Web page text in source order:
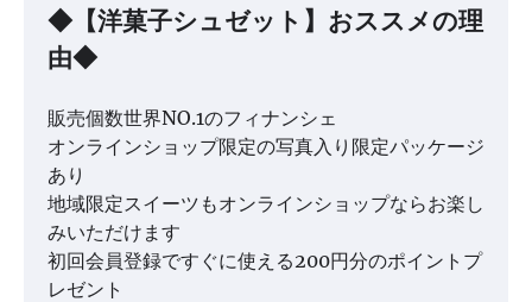
◆【洋菓子シュゼット】おススメの理
由◆
販売個数世界NO.1のフィナンシェ
オンラインショップ限定の写真入り限定パッケージ
あり
地域限定スイーツもオンラインショップならお楽し
みいただけます
初回会員登録ですぐに使える200円分のポイントプ
レゼント